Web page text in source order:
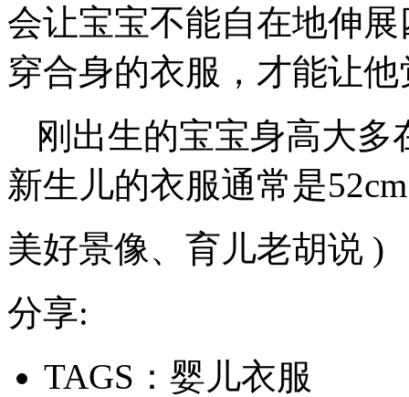
会让宝宝不能自在地伸
穿合身的衣服，才能让
刚出生的宝宝身高大多
新生儿的衣服通常是52cm
美好景像、育儿老胡说 )
分享:
TAGS：婴儿衣服